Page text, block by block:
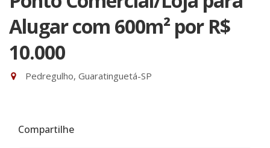
Alugar com 600m² por R$
10.000
Pedregulho, Guaratinguetá-SP
Compartilhe